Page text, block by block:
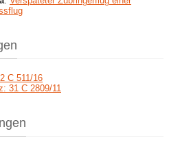
C 511/16
31 C 2809/11